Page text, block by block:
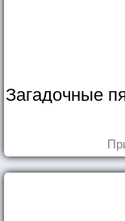
Загадочные